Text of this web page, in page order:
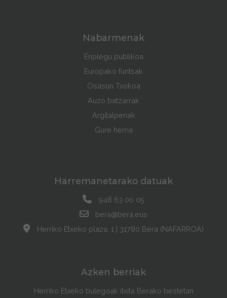
Nabarmenak
Enplegu publikoa
Europako funtsak
Osasun Txokoa
Auzo batzarrak
Argitalpenak
Gure herria
Harremanetarako datuak
948 63 00 05
bera@bera.eus
Herriko Etxeko plaza, 1 | 31780 Bera (NAFARROA)
Azken berriak
Herriko Etxeko bulegoak itxita Berako bestetan